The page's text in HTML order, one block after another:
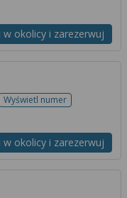
w okolicy i zarezerwuj
Wyświetl numer
w okolicy i zarezerwuj